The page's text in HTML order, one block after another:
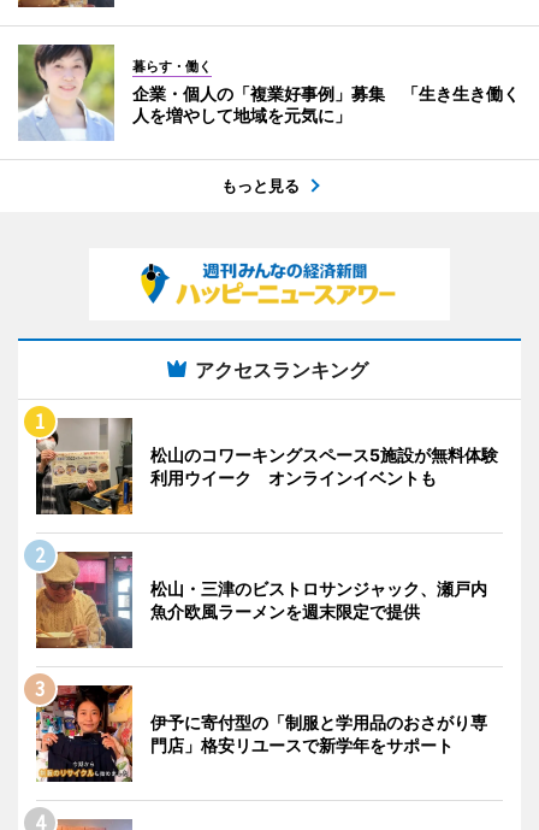
暮らす・働く
企業・個人の「複業好事例」募集 「生き生き働く
人を増やして地域を元気に」
もっと見る
アクセスランキング
松山のコワーキングスペース5施設が無料体験
利用ウイーク オンラインイベントも
松山・三津のビストロサンジャック、瀬戸内
魚介欧風ラーメンを週末限定で提供
伊予に寄付型の「制服と学用品のおさがり専
門店」格安リユースで新学年をサポート